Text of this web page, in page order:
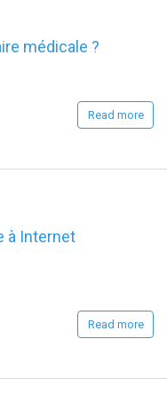
médicale ?
Read more
à Internet
Read more